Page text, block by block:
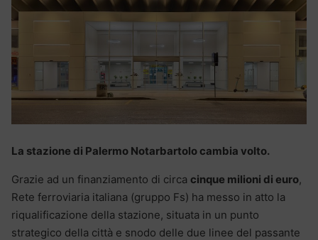
La stazione di Palermo Notarbartolo cambia volto.
Grazie ad un finanziamento di circa cinque milioni di euro,
Rete ferroviaria italiana (gruppo Fs) ha messo in atto la
riqualificazione della stazione, situata in un punto
strategico della città e snodo delle due linee del passante